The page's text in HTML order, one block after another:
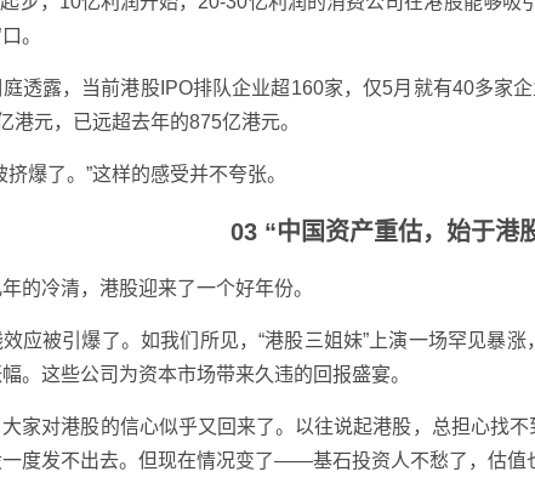
。
透露，当前港股IPO排队企业超160家，仅5月就有40多家
港元，已远超去年的875亿港元。
挤爆了。”这样的感受并不夸张。
03 “中国资产重估，始于港
的冷清，港股迎来了一个好年份。
应被引爆了。如我们所见，“港股三姐妹”上演一场罕见暴
。这些公司为资本市场带来久违的回报盛宴。
家对港股的信心似乎又回来了。以往说起港股，总担心找
一度发不出去。但现在情况变了——基石投资人不愁了，估值